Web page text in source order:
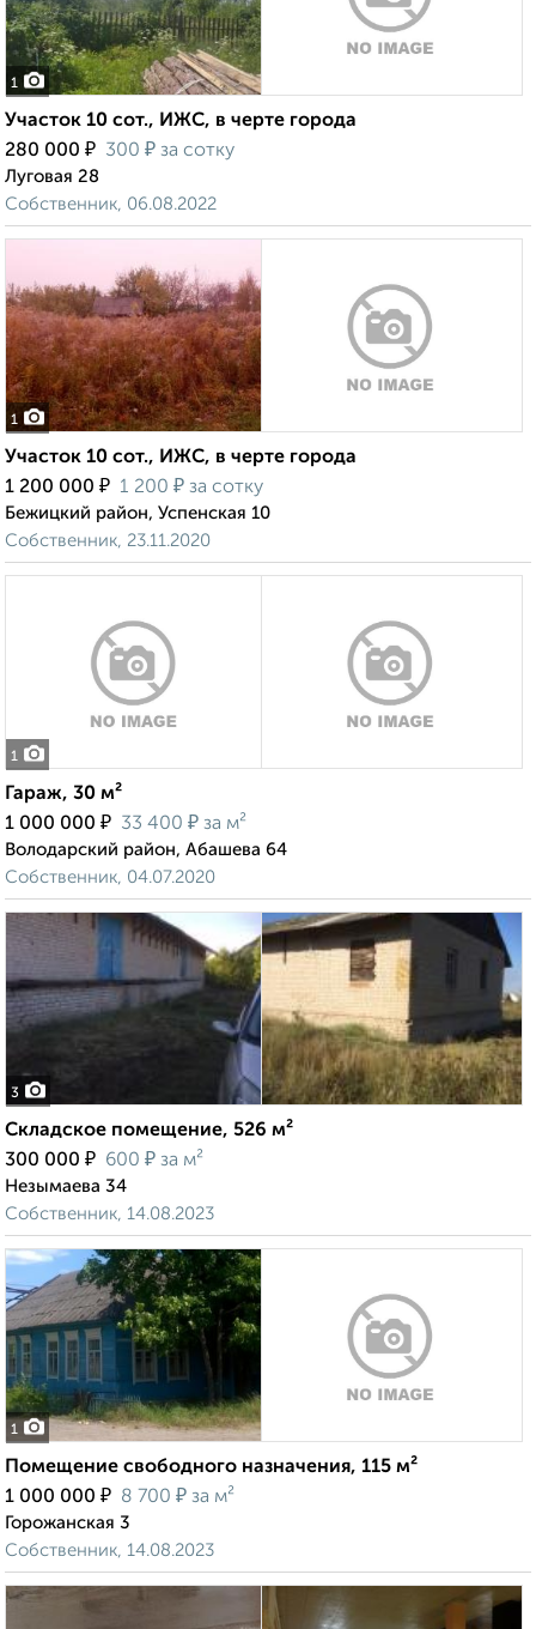
1
Участок 10 сот., ИЖС, в черте города
280 000 ₽ 300 ₽ за сотку
Луговая 28
Собственник, 06.08.2022
1
Участок 10 сот., ИЖС, в черте города
1 200 000 ₽ 1 200 ₽ за сотку
Бежицкий район, Успенская 10
Собственник, 23.11.2020
1
Гараж, 30 м²
1 000 000 ₽ 33 400 ₽ за м²
Володарский район, Абашева 64
Собственник, 04.07.2020
3
Складское помещение, 526 м²
300 000 ₽ 600 ₽ за м²
Незымаева 34
Собственник, 14.08.2023
1
Помещение свободного назначения, 115 м²
1 000 000 ₽ 8 700 ₽ за м²
Горожанская 3
Собственник, 14.08.2023